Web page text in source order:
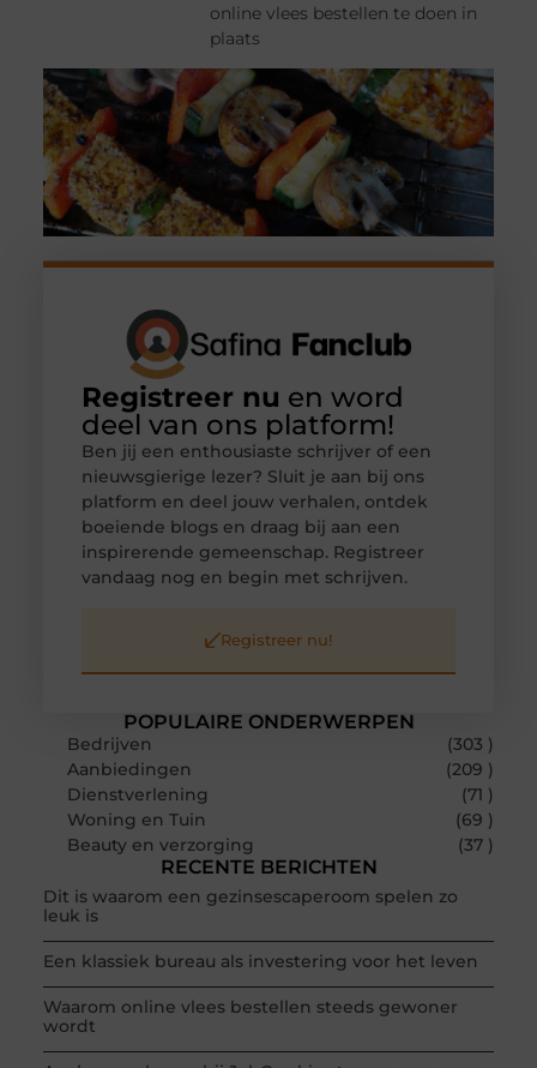
online vlees bestellen te doen in
plaats
POPULAIRE ONDERWERPEN
Bedrijven
(303 )
Aanbiedingen
(209 )
Dienstverlening
(71 )
Woning en Tuin
(69 )
Beauty en verzorging
(37 )
RECENTE BERICHTEN
Dit is waarom een gezinsescaperoom spelen zo
leuk is
Een klassiek bureau als investering voor het leven
Waarom online vlees bestellen steeds gewoner
wordt
Registreer nu en word
deel van ons platform!
Ben jij een enthousiaste schrijver of een
nieuwsgierige lezer? Sluit je aan bij ons
platform en deel jouw verhalen, ontdek
boeiende blogs en draag bij aan een
inspirerende gemeenschap. Registreer
vandaag nog en begin met schrijven.
Registreer nu!